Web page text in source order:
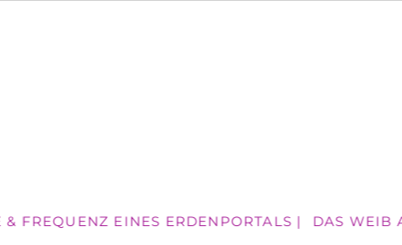
EINES ERDENPORTALS | DAS WEIB